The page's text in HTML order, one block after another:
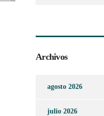
Archivos
agosto 2026
julio 2026